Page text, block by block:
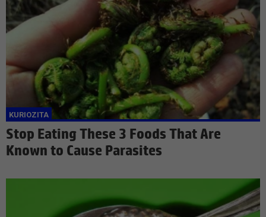
Stop Eating These 3 Foods That Are
Known to Cause Parasites